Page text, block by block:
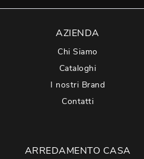
AZIENDA
Chi Siamo
Cataloghi
I nostri Brand
Contatti
ARREDAMENTO CASA